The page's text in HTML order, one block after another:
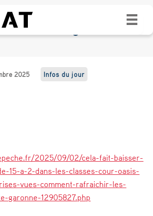
et brises vues…
les collèges de Haute-
2025 Infos du jour
2025/09/02/cela-fait-baisser-
15-a-2-dans-les-classes-cour-oasis-
vues-comment-rafraichir-les-
garonne-12905827.php